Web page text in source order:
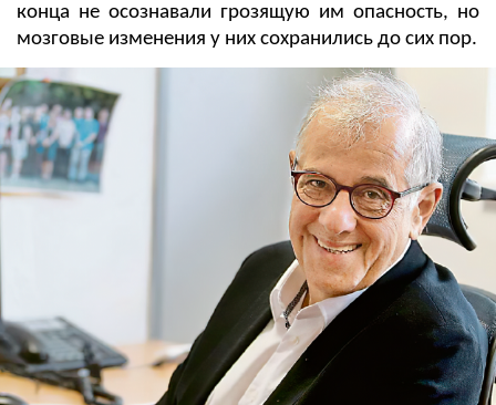
конца не осознавали грозящую им опасность, но
мозговые изменения у них сохранились до сих пор.